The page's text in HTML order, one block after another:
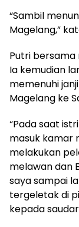
“Sambil
Magelang,”
Putri bersama
Ia kemudian
memenuhi
Magelang ke
“Pada saat
masuk kamar
melakukan
melawan dan
saya sampai
tergeletak di
kepada